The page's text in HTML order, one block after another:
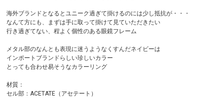
海外ブランドとなるとユニーク過ぎて掛けるのには少し抵抗が・・・
なんて方にも、まずは手に取って掛けて見ていただきたい
行き過ぎてない、程よく個性のある眼鏡フレーム
メタル部のなんとも表現に迷うようなくすんだネイビーは
インポートブランドらしい珍しいカラー
とっても合わせ易そうなカラーリング
材質：
セル部：ACETATE（アセテート）